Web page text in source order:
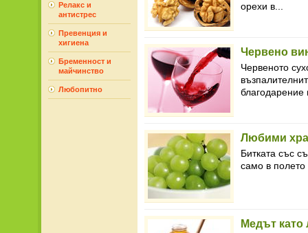
орехи в...
Червено
Червеното
благодарение
Любими
Битката със
само в
Медът като
Релакс и
антистрес
Превенция и
хигиена
Бременност и
майчинство
Любопитно